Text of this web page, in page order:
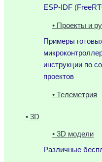
ESP-IDF
• Проекты и
Примеры
инструкции по
проектов
• Телеметрия
• 3D
• 3D модели
Различные